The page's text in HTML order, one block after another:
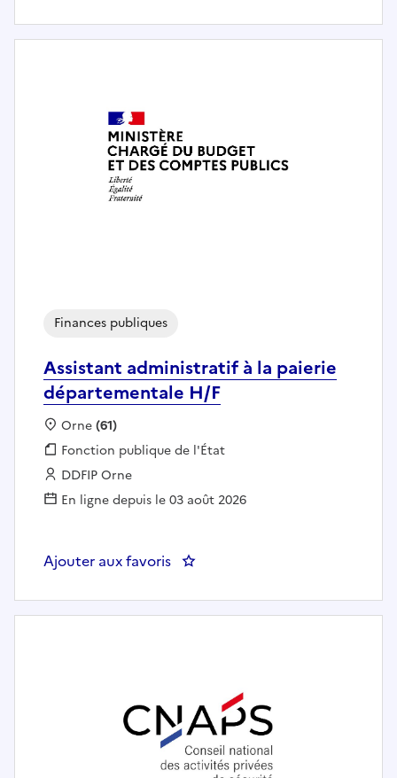
Assistant administratif à la paierie
départementale H/F
Finances publiques
Localisation :
Orne(61)
Fonction publique :
Fonction publique de l'État
Employeur :
DDFIP Orne
En ligne depuis le 03 août 2026
Ajouter aux favoris : Assistant administratif à la